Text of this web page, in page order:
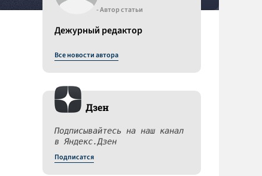
- Автор статьи
Дежурный редактор
Все новости автора
Дзен
Подписывайтесь на наш канал
в Яндекс.Дзен
Подписатся